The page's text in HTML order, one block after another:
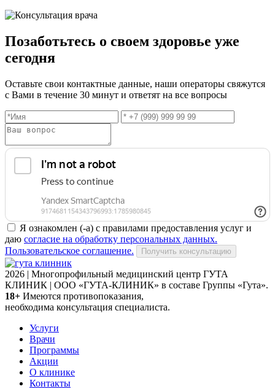
Позаботьтесь о своем здоровье уже
сегодня
Оставьте свои контактные данные, наши операторы свяжутся
с Вами в течение 30 минут и ответят на все вопросы
Я ознакомлен (-а) с правилами предоставления услуг и
даю согласие на обработку персональных данных.
Пользовательское соглашение.
Получить консультацию
2026 | Многопрофильный медицинский центр ГУТА
КЛИНИК | ООО «ГУТА-КЛИНИК» в составе Группы «Гута».
18+ Имеются противопоказания,
необходима консультация специалиста.
Услуги
Врачи
Программы
Акции
О клинике
Контакты